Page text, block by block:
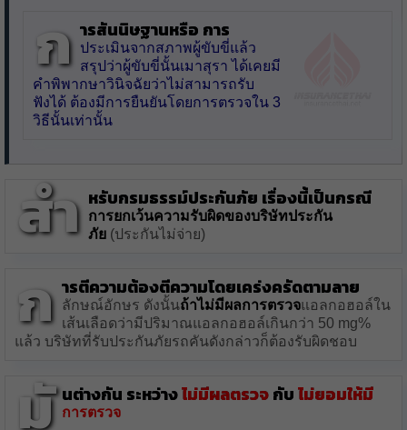
ก ารสันนิษฐานหรือ การ
ประเมินจากสภาพผู้ขับขี่แล้ว
สรุปว่าผู้ขับขี่นั้นเมาสุรา ได้เคยมี
คำพิพากษาวินิจฉัยว่าไม่สามารถรับ
ฟังได้ ต้องมีการยืนยันโดยการตรวจใน 3
วิธีนั้นเท่านั้น
สำ หรับกรมธรรม์ประกันภัย เรื่องนี้เป็นกรณี
การยกเว้นความรับผิดของบริษัทประกัน
ภัย (ประกันไม่จ่าย)
ก ารตีความต้องตีความโดยเคร่งครัดตามลาย
ลักษณ์อักษร ดังนั้นถ้าไม่มีผลการตรวจแอลกอฮอล์ใน
เส้นเลือดว่ามีปริมาณแอลกอฮอล์เกินกว่า 50 mg%
แล้ว บริษัทที่รับประกันภัยรถคันดังกล่าวก็ต้องรับผิดชอบ
มั นต่างกัน ระหว่างไม่มีผลตรวจกับไม่ยอมให้มี
การตรวจ